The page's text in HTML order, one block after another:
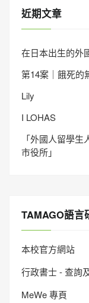
近期文章
在日本出生的外
第14案｜餓死的
Lily
I LOHAS
「外國人留學
市役所」
TAMAGO語言
本校官方網站
行政書士 - 查詢
MeWe 專頁